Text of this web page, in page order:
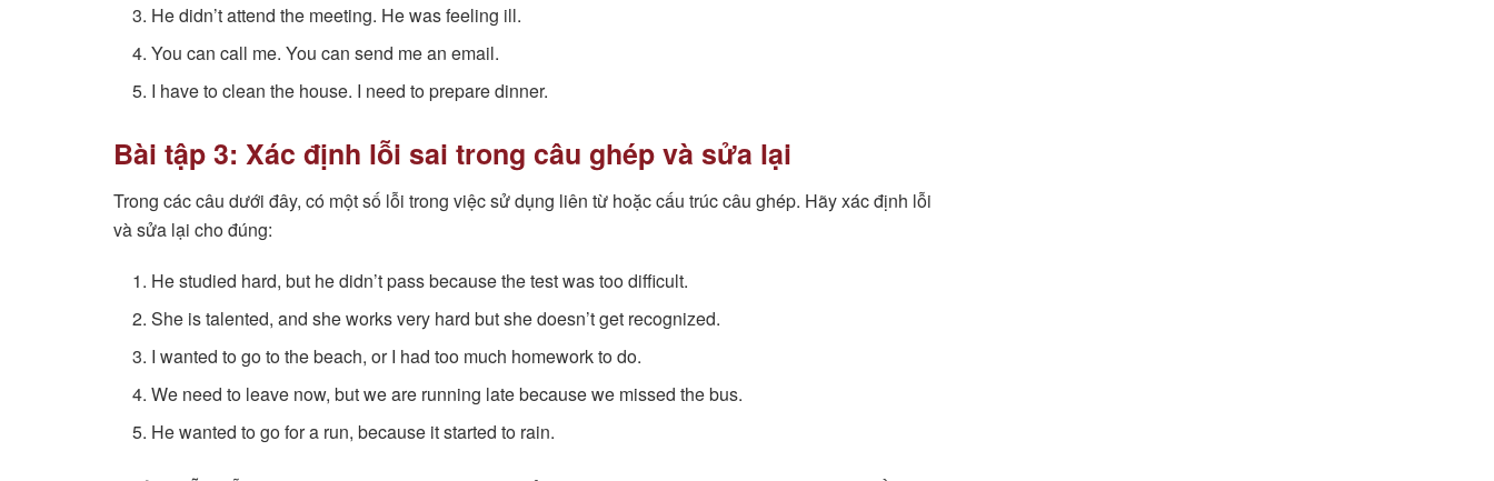
He didn’t attend the meeting. He was feeling ill.
You can call me. You can send me an email.
I have to clean the house. I need to prepare dinner.
Bài tập 3: Xác định lỗi sai trong câu ghép và sửa lại
Trong các câu dưới đây, có một số lỗi trong việc sử dụng liên từ hoặc cấu trúc câu ghép. Hãy xác định lỗi
và sửa lại cho đúng:
He studied hard, but he didn’t pass because the test was too difficult.
She is talented, and she works very hard but she doesn’t get recognized.
I wanted to go to the beach, or I had too much homework to do.
We need to leave now, but we are running late because we missed the bus.
He wanted to go for a run, because it started to rain.